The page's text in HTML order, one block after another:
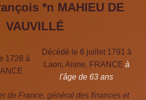
*n MAHIEU DE
VAUVILLÉ
1728 à
Décédé le 6 juillet 1791 à
Laon, Aisne, FRANCE à
l'âge de 63 ans
de France, général des finances et